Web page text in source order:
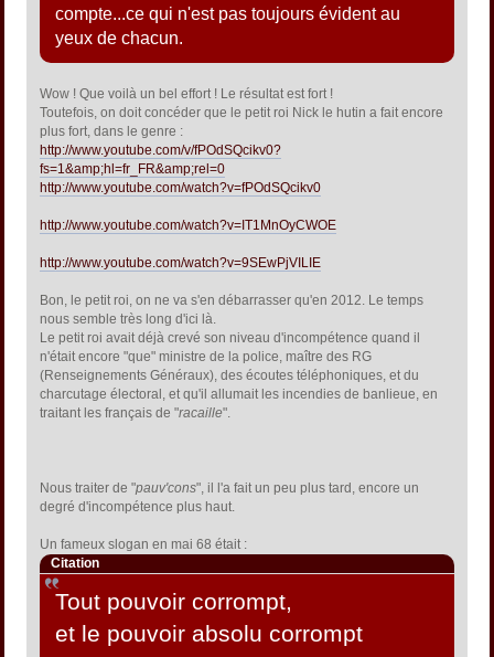
compte...ce qui n'est pas toujours évident au
yeux de chacun.
Wow ! Que voilà un bel effort ! Le résultat est fort !
Toutefois, on doit concéder que le petit roi Nick le hutin a fait encore
plus fort, dans le genre :
http://www.youtube.com/v/fPOdSQcikv0?
fs=1&amp;hl=fr_FR&amp;rel=0
http://www.youtube.com/watch?v=fPOdSQcikv0
http://www.youtube.com/watch?v=IT1MnOyCWOE
http://www.youtube.com/watch?v=9SEwPjVILIE
Bon, le petit roi, on ne va s'en débarrasser qu'en 2012. Le temps
nous semble très long d'ici là.
Le petit roi avait déjà crevé son niveau d'incompétence quand il
n'était encore "que" ministre de la police, maître des RG
(Renseignements Généraux), des écoutes téléphoniques, et du
charcutage électoral, et qu'il allumait les incendies de banlieue, en
traitant les français de "racaille".
Nous traiter de "pauv'cons", il l'a fait un peu plus tard, encore un
degré d'incompétence plus haut.
Un fameux slogan en mai 68 était :
Citation
Tout pouvoir corrompt,
et le pouvoir absolu corrompt